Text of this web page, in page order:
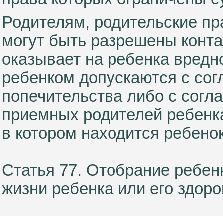
Родителям, родительские
могут быть разрешены
оказывает на ребенка
ребенком допускаются с
попечительства либо с
приемных родителей
в котором находится
Статья 77. Отобрание
жизни ребенка или его